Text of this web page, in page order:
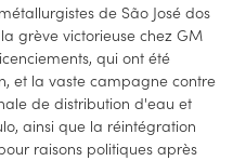
de São José dos
grève victorieuse chez GM
qui ont été
et la vaste campagne contre
de distribution d'eau et
ainsi que la réintégration
raisons politiques après